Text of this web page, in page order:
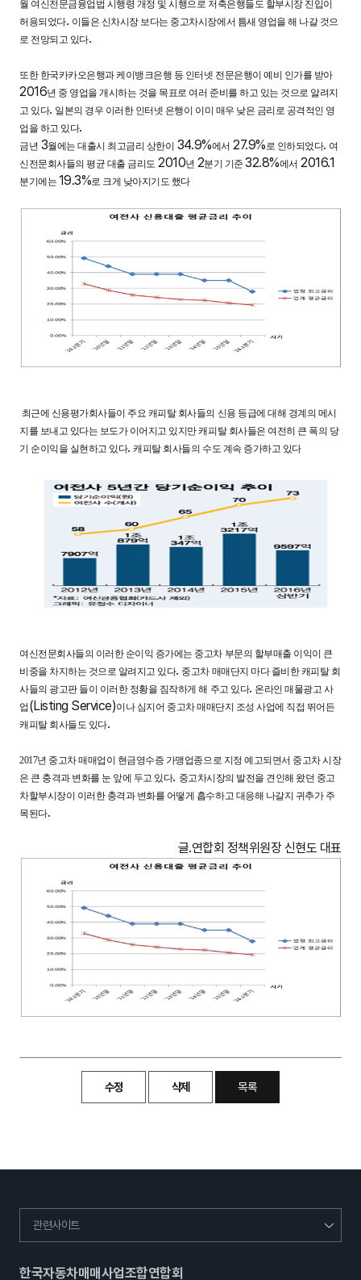
월 여신전문금융업법 시행령 개정 및 시행으로 저축은행들도 할부시장 진입이
허용되었다. 이들은 신차시장 보다는 중고차시장에서 틈새 영업을 해 나갈 것으
로 전망되고 있다.
또한 한국카카오은행과 케이뱅크은행 등 인터넷 전문은행이 예비 인가를 받아
2016년 중 영업을 개시하는 것을 목표로 여러 준비를 하고 있는 것으로 알려지
고 있다. 일본의 경우 이러한 인터넷 은행이 이미 매우 낮은 금리로 공격적인 영
업을 하고 있다.
금년 3월에는 대출시 최고금리 상한이 34.9%에서 27.9% 로 인하되었다. 여
신전문회사들의 평균 대출 금리도 2010년 2분기 기준32.8%에서 2016.1
분기에는 19.3%로 크게 낮아지기도 했다
최근에 신용평가회사들이 주요 캐피탈 회사들의 신용 등급에 대해 경계의 메시
지를 보내고 있다는 보도가 이어지고 있지만 캐피탈 회사들은 여전히 큰 폭의 당
기 순이익을 실현하고 있다.캐피탈 회사들의 수도 계속 증가하고 있다
여신전문회사들의 이러한 순이익 증가에는 중고차 부문의 할부매출 이익이 큰
비중을 차지하는 것으로 알려지고 있다. 중고차 매매단지 마다 즐비한 캐피탈 회
사들의 광고판 들이 이러한 정황을 짐작하게 해 주고 있다. 온라인 매물광고 사
업 (Listing Service)이나 심지어 중고차 매매단지 조성 사업에 직접 뛰어든
캐피탈 회사들도 있다.
2017년 중고차 매매업이 현금영수증 가맹업종으로 지정 예고되면서 중고차 시장
은 큰 충격과 변화를 눈 앞에 두고 있다. 중고차시장의 발전을 견인해 왔던 중고
차할부시장이 이러한 충격과 변화를 어떻게 흡수하고 대응해 나갈지 귀추가 주
목된다.
글.연합회 정책위원장 신현도 대표
수정 삭제 목록
관련사이트
한국자동차매매사업조합연합회